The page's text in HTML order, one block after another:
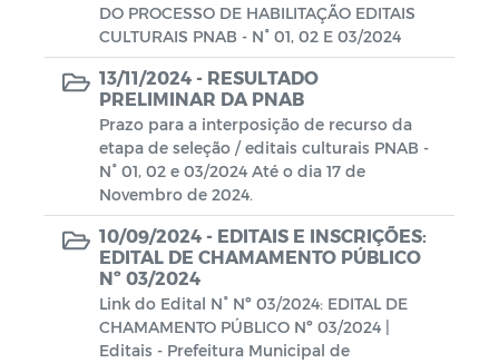
Contratação Direta
Estoque de Medicamento
POLITICA NACIONAL ALDIR BLANC -
PNAB CASSERENGUE/PB
Social - CMAS
DO PROCESSO DE HABILITAÇÃO EDITAIS
CULTURAIS PNAB - N° 01, 02 E 03/2024
13/11/2024 - RESULTADO
PRELIMINAR DA PNAB
Prazo para a interposição de recurso da
etapa de seleção / editais culturais PNAB -
N° 01, 02 e 03/2024 Até o dia 17 de
Novembro de 2024.
10/09/2024 - EDITAIS E INSCRIÇÕES:
EDITAL DE CHAMAMENTO PÚBLICO
Nº 03/2024
Link do Edital N° Nº 03/2024: EDITAL DE
CHAMAMENTO PÚBLICO Nº 03/2024 |
Editais - Prefeitura Municipal de